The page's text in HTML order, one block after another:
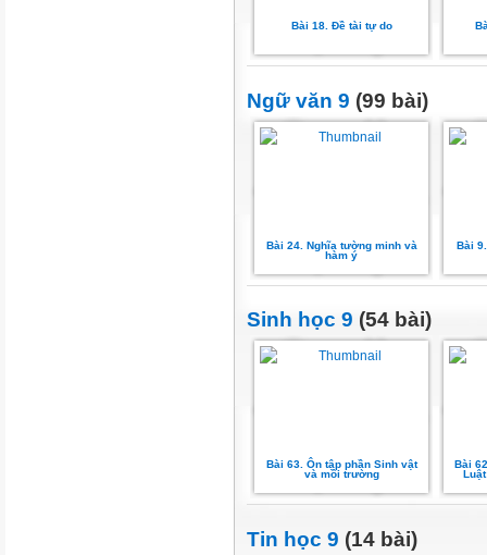
Bài 18. Đề tài tự do
Ngữ văn 9 (99 bài)
Bài 24. Nghĩa tường minh và
hàm ý
Bài
Sinh học 9 (54 bài)
Bài 63. Ôn tập phần Sinh vật
và môi trường
Bài
Tin học 9 (14 bài)